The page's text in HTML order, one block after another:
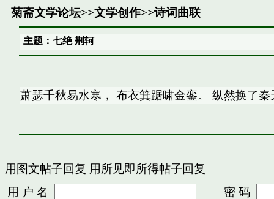
菊斋文学论坛>>文学创作>>诗词曲联
主题：七绝 荆轲
萧瑟千秋易水寒， 布衣箕踞啸金銮。 纵然换了
用图文帖子回复 用所见即所得帖子回复
用 户 名
密 码